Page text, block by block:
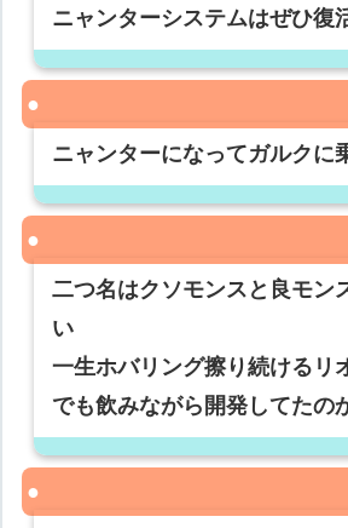
ニャンターシステムはぜひ復
ニャンターになってガルクに
二つ名はクソモンスと良モン
い
一生ホバリング擦り続けるリ
でも飲みながら開発してたの